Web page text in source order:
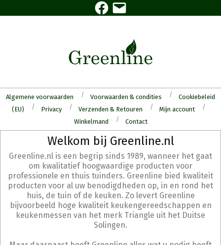
to
Facebook
E-
mail
Algemene voorwaarden Voorwaarden & condities
Cookiebeleid
(EU)
Privacy Verzenden & Retouren
Mijn account
Winkelmand
Contact
Menu
Welkom bij Greenline.nl
Greenline.nl is een begrip sinds 1989, wanneer het gaat
om kwalitatief hoogwaardige producten voor
professionele en thuis tuinders. Greenline bied kwaliteit
producten voor al uw benodigdheden op, in en rond het
huis, de tuin of de keuken. Zo levert Greenline
bijvoorbeeld hoge kwaliteit keukengereedschappen en
keukenmessen van het merk Triangle uit het Duitse
Solingen.